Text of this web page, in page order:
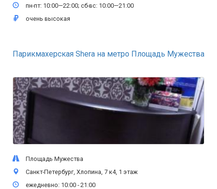
пн-пт: 10:00—22:00; сб-вс: 10:00—21:00
очень высокая
Парикмахерская Shera на метро Площадь Мужества
Площадь Мужества
Санкт-Петербург, Хлопина, 7 к4, 1 этаж
ежедневно: 10:00 - 21:00